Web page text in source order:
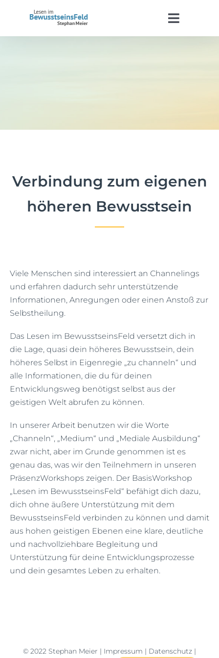
Toggle
Kontakt
WooCommerce Warenkorb
Facebook
Instagram
Verbindung zum eigenen
höheren Bewusstsein
Viele Menschen sind interessiert an Channelings
und erfahren dadurch sehr unterstützende
Informationen, Anregungen oder einen Anstoß zur
Selbstheilung.
Das Lesen im BewusstseinsFeld versetzt dich in
die Lage, quasi dein höheres Bewusstsein, dein
höheres Selbst in Eigenregie „zu channeln“ und
alle Informationen, die du für deinen
Entwicklungsweg benötigst selbst aus der
geistigen Welt abrufen zu können.
In unserer Arbeit benutzen wir die Worte
„Channeln“, „Medium“ und „Mediale Ausbildung“
zwar nicht, aber im Grunde genommen ist es
genau das, was wir den Teilnehmern in unseren
PräsenzWorkshops zeigen. Der BasisWorkshop
„Lesen im BewusstseinsFeld“ befähigt dich dazu,
dich ohne äußere Unterstützung mit dem
BewusstseinsFeld verbinden zu können und damit
aus hohen geistigen Ebenen eine klare, deutliche
und nachvollziehbare Begleitung und
Unterstützung für deine Entwicklungsprozesse
und dein gesamtes Leben zu erhalten.
© 2022 Stephan Meier | Impressum | Datenschutz |